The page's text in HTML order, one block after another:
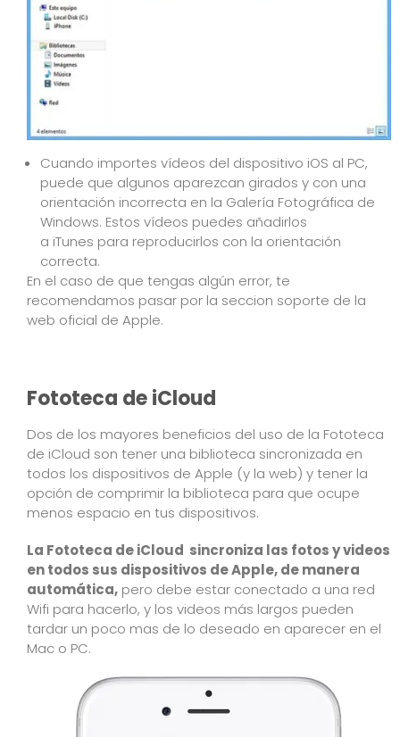
Cuando importes vídeos del dispositivo iOS al PC,
puede que algunos aparezcan girados y con una
orientación incorrecta en la Galería Fotográfica de
Windows. Estos vídeos puedes añadirlos
a iTunes para reproducirlos con la orientación
correcta.
En el caso de que tengas algún error, te
recomendamos pasar por la seccion soporte de la
web oficial de Apple.
Fototeca de iCloud
Dos de los mayores beneficios del uso de la Fototeca
de iCloud son tener una biblioteca sincronizada en
todos los dispositivos de Apple (y la web) y tener la
opción de comprimir la biblioteca para que ocupe
menos espacio en tus dispositivos.
La Fototeca de iCloud sincroniza las fotos y videos
en todos sus dispositivos de Apple, de manera
automática, pero debe estar conectado a una red
Wifi para hacerlo, y los videos más largos pueden
tardar un poco mas de lo deseado en aparecer en el
Mac o PC.